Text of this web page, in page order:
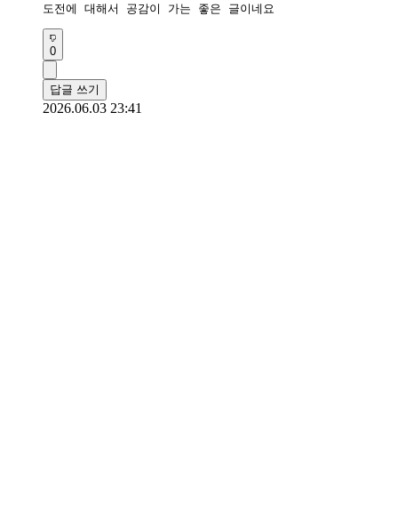
도전에 대해서 공감이 가는 좋은 글이네요
0
답글 쓰기
2026.06.03 23:41